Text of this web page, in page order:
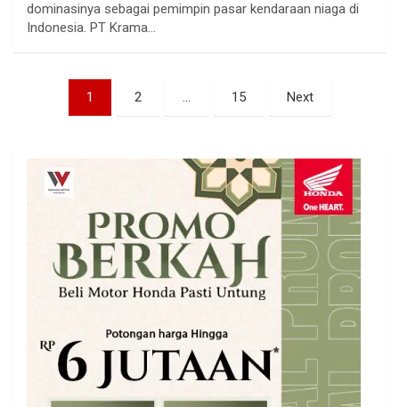
dominasinya sebagai pemimpin pasar kendaraan niaga di
Indonesia. PT Krama…
Paginasi
1 2 … 15 Next